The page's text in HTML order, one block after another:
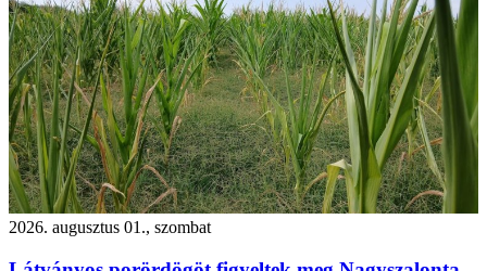
2026. augusztus 01., szombat